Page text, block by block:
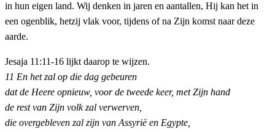
in hun eigen land. Wij denken in jaren en aantallen, Hij kan het in
een ogenblik, hetzij vlak voor, tijdens of na Zijn komst naar deze
aarde.
Jesaja 11:11-16 lijkt daarop te wijzen.
11 En het zal op die dag gebeuren
dat de Heere opnieuw, voor de tweede keer, met Zijn hand
de rest van Zijn volk zal verwerven,
die overgebleven zal zijn van Assyrië en Egypte,